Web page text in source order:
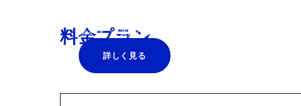
例えば、2週間に1回のプロの清掃サービスが¥25,000！
詳しく見る
料金プラン